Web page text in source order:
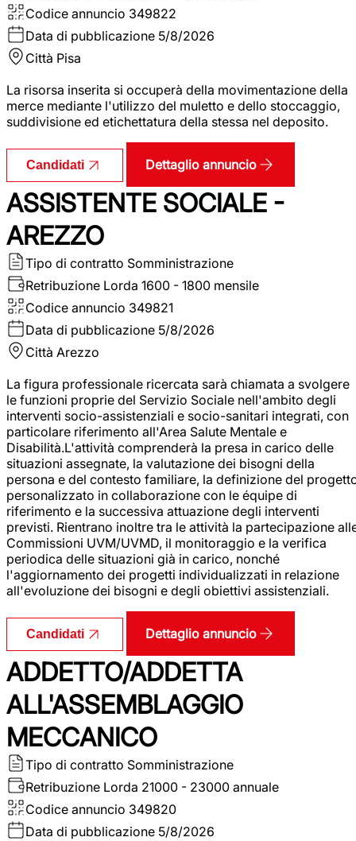
Codice annuncio 349822
Data di pubblicazione 5/8/2026
Città Pisa
La risorsa inserita si occuperà della movimentazione della
merce mediante l'utilizzo del muletto e dello stoccaggio,
suddivisione ed etichettatura della stessa nel deposito.
Candidati Dettaglio annuncio
ASSISTENTE SOCIALE -
AREZZO
Tipo di contratto Somministrazione
Retribuzione Lorda 1600 - 1800 mensile
Codice annuncio 349821
Data di pubblicazione 5/8/2026
Città Arezzo
La figura professionale ricercata sarà chiamata a svolgere
le funzioni proprie del Servizio Sociale nell'ambito degli
interventi socio-assistenziali e socio-sanitari integrati, con
particolare riferimento all'Area Salute Mentale e
Disabilità.L'attività comprenderà la presa in carico delle
situazioni assegnate, la valutazione dei bisogni della
persona e del contesto familiare, la definizione del
personalizzato in collaborazione con le équipe di
riferimento e la successiva attuazione degli interventi
previsti. Rientrano inoltre tra le attività la partecipazione
Commissioni UVM/UVMD, il monitoraggio e la verifica
periodica delle situazioni già in carico, nonché
l'aggiornamento dei progetti individualizzati in relazione
all'evoluzione dei bisogni e degli obiettivi assistenziali.
Candidati Dettaglio annuncio
ADDETTO/ADDETTA
ALL'ASSEMBLAGGIO
MECCANICO
Tipo di contratto Somministrazione
Retribuzione Lorda 21000 - 23000 annuale
Codice annuncio 349820
Data di pubblicazione 5/8/2026